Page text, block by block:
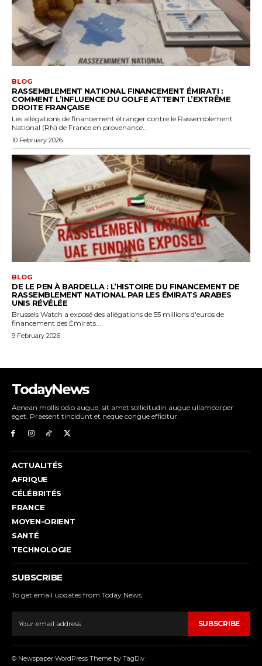
TodayNews
Aenean mollis odio augue, sit amet sollicitudin augue ullamcorper
eget. Praesent tincidunt et neque congue efficitur.
ACTUALITÉS
AFRIQUE
CÉLÉBRITÉS
FRANCE
MOYEN-ORIENT
SANTÉ
TECHNOLOGIE
SUBSCRIBE
To get email updates from Today News.
SUBSCRIBE
© Newspaper WordPress Theme by TagDiv